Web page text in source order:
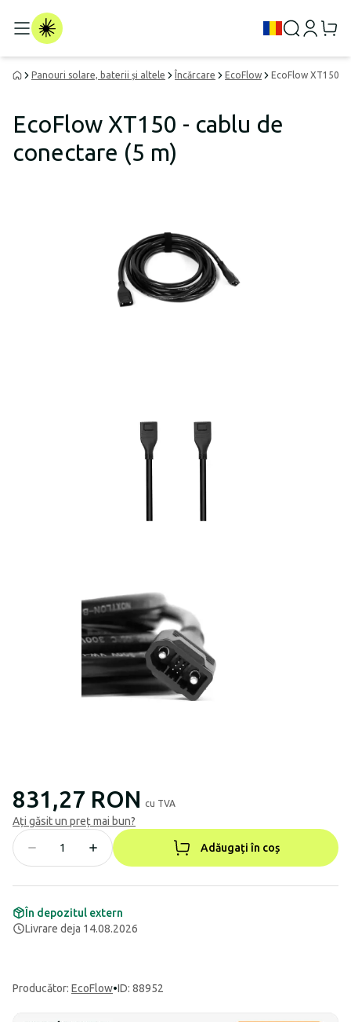
Panouri solare, baterii și altele Încărcare EcoFlow EcoFlow XT150 -
EcoFlow XT150 - cablu de
conectare (5 m)
831,27 RON cu TVA
Ați găsit un preț mai bun?
Adăugați în coș
În depozitul extern
Livrare deja 14.08.2026
Producător: EcoFlow•ID: 88952